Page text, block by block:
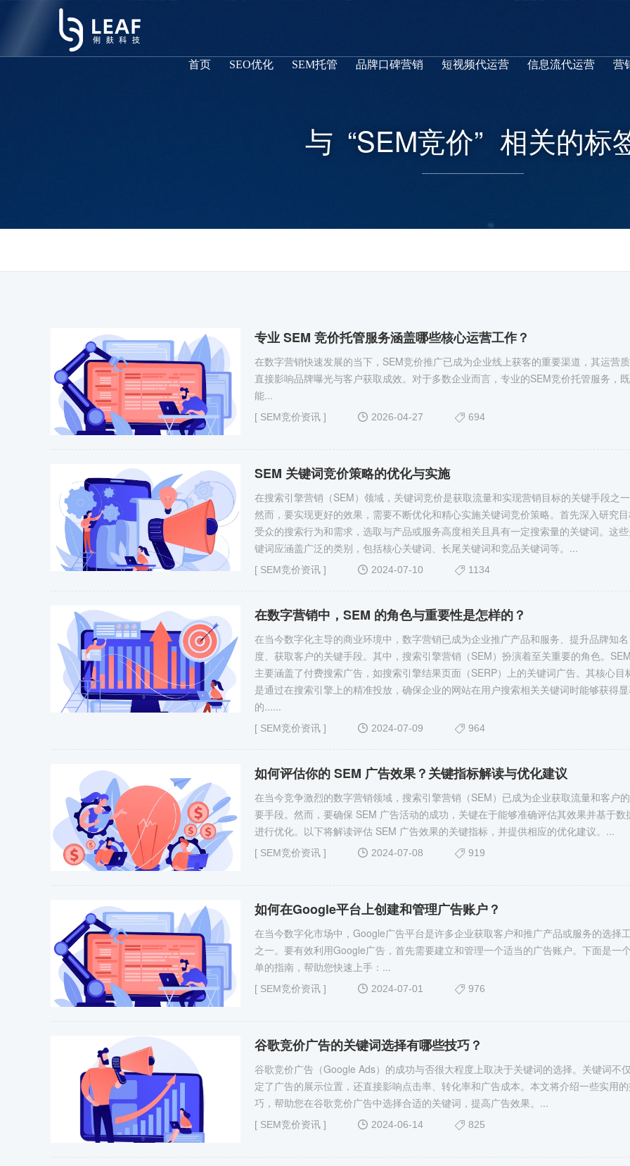
首页 SEO优化 SEM托管 品牌口碑营销 短视频代运营 信息流代运营 营
与 “SEM竞价” 相关的标
专业 SEM 竞价托管服务涵盖哪些核心运营工作？
在数字营销快速发展的当下，SEM竞价推广已成为企业线上获客的重要渠道，其运营
直接影响品牌曝光与客户获取成效。对于多数企业而言，专业的SEM竞价托管服务，既
能...
[ SEM竞价资讯 ] 2026-04-27 694
SEM 关键词竞价策略的优化与实施
在搜索引擎营销（SEM）领域，关键词竞价是获取流量和实现营销目标的关键手段之一
然而，要实现更好的效果，需要不断优化和精心实施关键词竞价​策略。首先深入研究
受众的搜索行为和需求，选取与产品或服务高度相关且具有一定搜索量的关键词。这
键词应涵盖广泛的类别，包括核心关键词、长尾关键词和竞品关键词等。...
[ SEM竞价资讯 ] 2024-07-10 1134
在数字营销中，SEM 的角色与重要性是怎样的？
​在当今数字化主导的商业环境中，数字营销已成为企业推广产品和服务、提升品牌知名
度、获取客户的关键手段。其中，搜索引擎营销（SEM）扮演着至关重要的角色。SEM
主要涵盖了付费搜索广告，如搜索引擎结果页面（SERP）上的关键词广告。其核心目
是通过在搜索引擎上的精准投放，确保企业的网站在用户搜索相关关键词时能够获得
的......
[ SEM竞价资讯 ] 2024-07-09 964
如何评估你的 SEM 广告效果？关键指标解读与优化建议
在当今竞争激烈的数字营销领域，搜索引擎营销（SEM）已成为企业获取流量和客户
要手段。然而，要确保 SEM 广告活动的成功，关键在于能够准确评估其效果并基于数
进行优化。以下将解读评估 SEM 广告效果​的关键指标，并提供相应的优化建议。...
[ SEM竞价资讯 ] 2024-07-08 919
如何在Google平台上创建和管理广告账户？
在当今数字化市场中，Google广告平台是许多企业获取客户和推广产品或服务的选择
之一。要有效利用Google广告，首先需要建立和管理一个适当的广告账户。下面是一
单的指南，帮助您快速上手：...
[ SEM竞价资讯 ] 2024-07-01 976
谷歌竞价广告的关键词选择有哪些技巧？
谷歌竞价广告（Google Ads）的成功与否很大程度上取决于关键词的选择。关键词不
定了广告的展示位置，还直接影响点击率、转化率和广告成本。本文将介绍一些实用
巧，帮助您在谷歌竞价广告​中选择合适的关键词，提高广告效果。...
[ SEM竞价资讯 ] 2024-06-14 825